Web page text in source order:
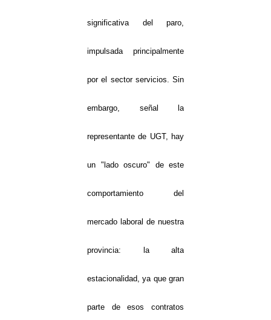
significativa del paro,
impulsada principalmente
por el sector servicios. Sin
embargo, señal la
representante de UGT, hay
un "lado oscuro" de este
comportamiento del
mercado laboral de nuestra
provincia: la alta
estacionalidad, ya que gran
parte de esos contratos